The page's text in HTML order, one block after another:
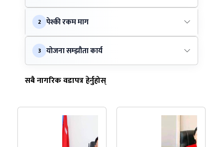
2 पेश्की रकम माग
3 योजना सम्झौता कार्य
सबै नागरिक वडापत्र हेर्नुहोस्